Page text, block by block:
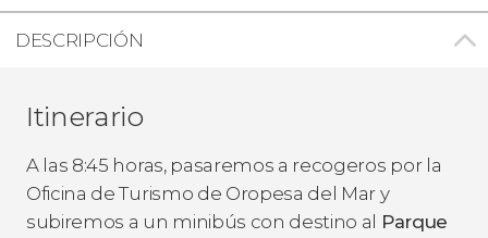
DESCRIPCIÓN
Itinerario
A las 8:45 horas, pasaremos a recogeros por la
Oficina de Turismo de Oropesa del Mar y
subiremos a un minibús con destino al Parque